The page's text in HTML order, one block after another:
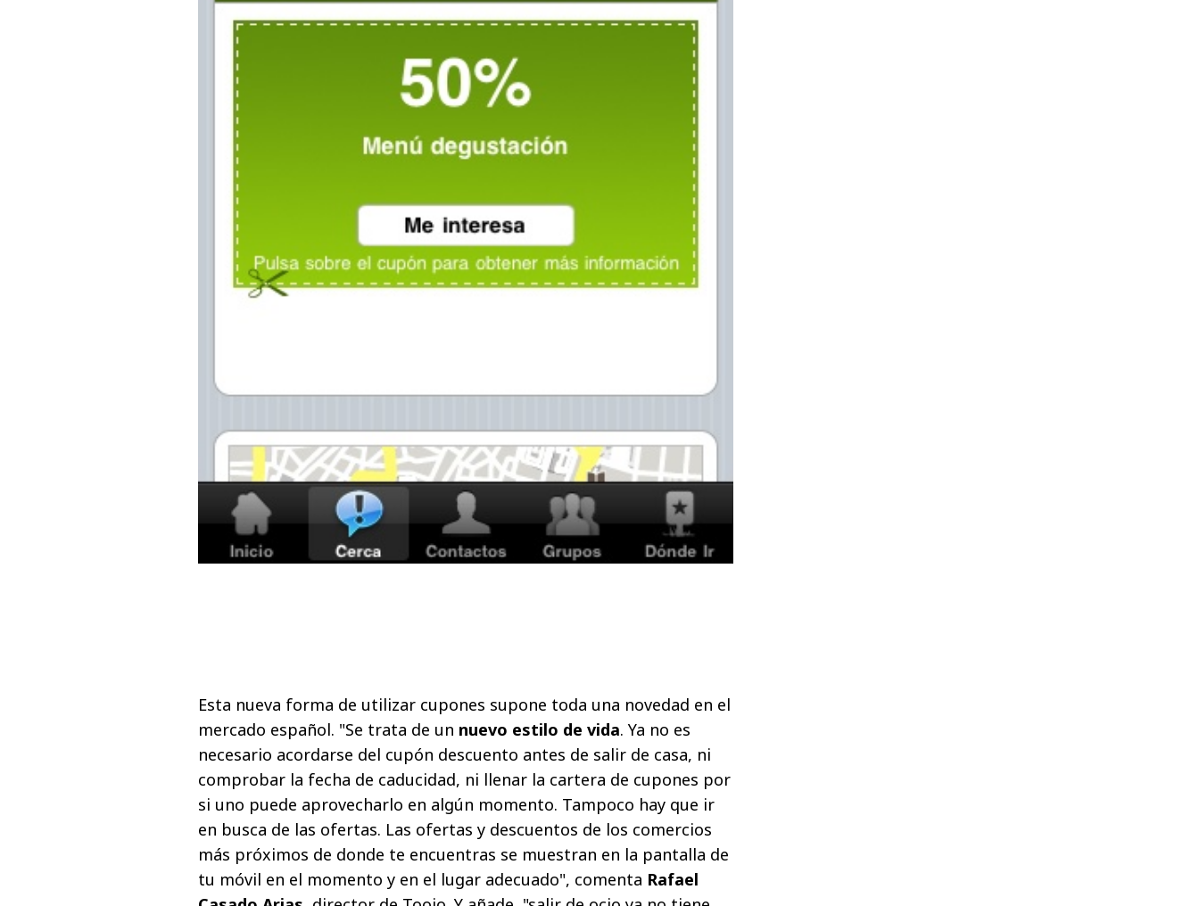
Esta nueva forma de utilizar cupones supone toda una novedad en el
mercado español. "Se trata de un nuevo estilo de vida. Ya no es
necesario acordarse del cupón descuento antes de salir de casa, ni
comprobar la fecha de caducidad, ni llenar la cartera de cupones por
si uno puede aprovecharlo en algún momento. Tampoco hay que ir
en busca de las ofertas. Las ofertas y descuentos de los comercios
más próximos de donde te encuentras se muestran en la pantalla de
tu móvil en el momento y en el lugar adecuado", comenta Rafael